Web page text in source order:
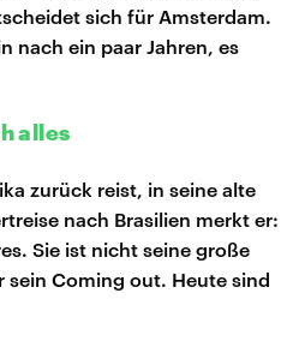
sich für Amsterdam.
nach ein paar Jahren, es
alles
zurück reist, in seine alte
nach Brasilien merkt er:
Sie ist nicht seine große
sein Coming out. Heute sind